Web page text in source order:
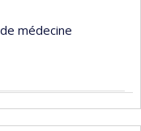
médecine